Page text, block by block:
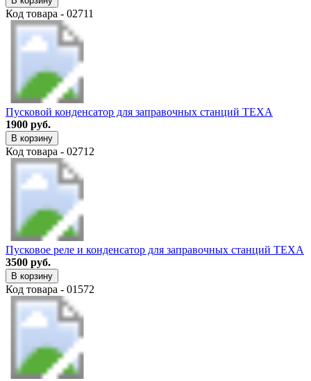
Код товара - 02711
Пусковой конденсатор для заправочных станций TEXA
1900 руб.
В корзину
Код товара - 02712
Пусковое реле и конденсатор для заправочных станций TEXA
3500 руб.
В корзину
Код товара - 01572